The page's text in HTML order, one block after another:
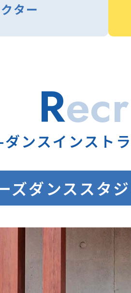
ター
R
ダンスインスト
ズダンススタ